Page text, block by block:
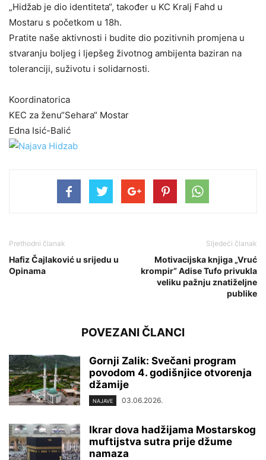
„Hidžab je dio identiteta“, također u KC Kralj Fahd u
Mostaru s početkom u 18h.
Pratite naše aktivnosti i budite dio pozitivnih promjena u
stvaranju boljeg i ljepšeg životnog ambijenta baziran na
toleranciji, suživotu i solidarnosti.
Koordinatorica
KEC za ženu“Sehara“ Mostar
Edna Isić-Balić
Prethodni članak
Hafiz Čajlaković u srijedu u
Opinama
Sljedeći članak
Motivacijska knjiga „Vruć
krompir“ Adise Tufo privukla
veliku pažnju znatiželjne
publike
POVEZANI ČLANCI
Gornji Zalik: Svečani program
povodom 4. godišnjice otvorenja
džamije
NAJAVE 03.06.2026.
Ikrar dova hadžijama Mostarskog
muftijstva sutra prije džume
namaza